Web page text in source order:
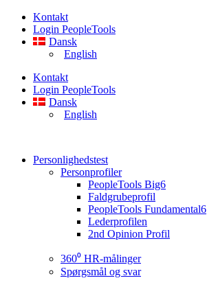
Videre
indhold
Kontakt
Login PeopleTools
Dansk
English
Kontakt
Login PeopleTools
Dansk
English
Personlighedstest
Personprofiler
PeopleTools Big6
Faldgrubeprofil
PeopleTools Fundamental6
Lederprofilen
2nd Opinion Profil
360⁰ HR-målinger
Spørgsmål og svar